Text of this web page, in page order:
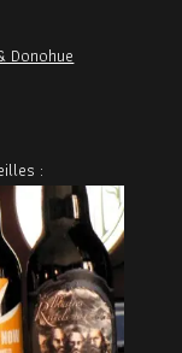
Donohue
: